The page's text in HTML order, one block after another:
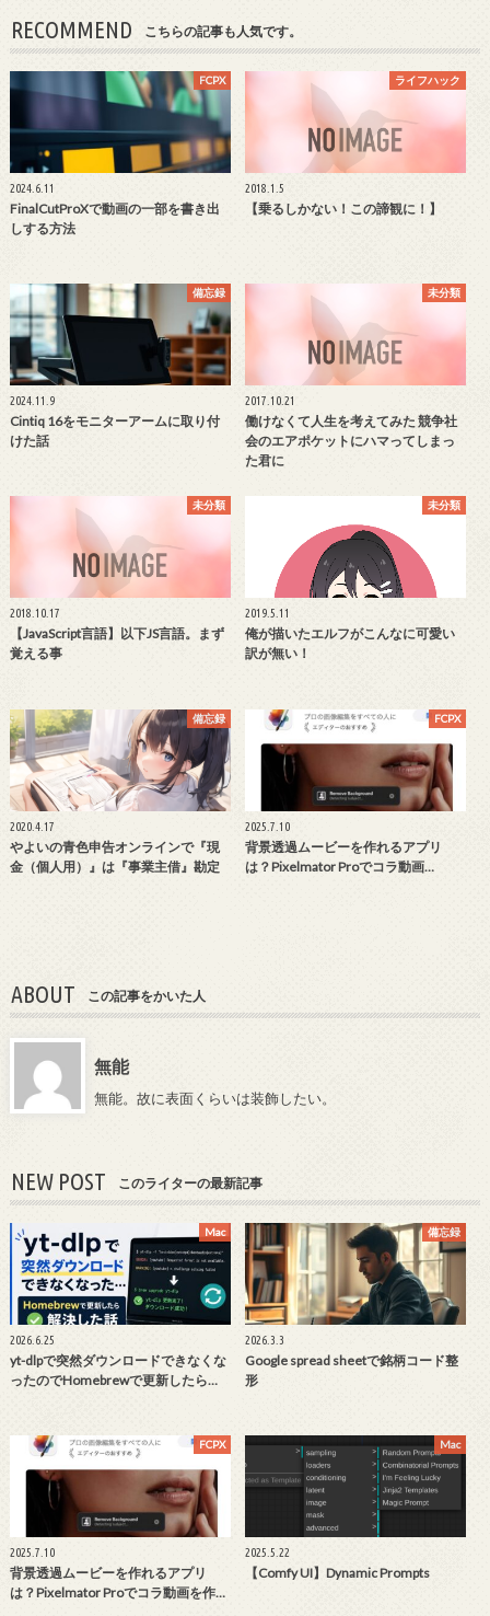
RECOMMEND こちらの記事も人気です。
FCPX
2024.6.11
FinalCutProXで動画の一部を書き出
しする方法
ライフハック
2018.1.5
【乗るしかない！この諦観に！】
備忘録
2024.11.9
Cintiq 16をモニターアームに取り付
けた話
未分類
2017.10.21
働けなくて人生を考えてみた 競争社
会のエアポケットにハマってしまっ
た君に
未分類
2018.10.17
【JavaScript言語】以下JS言語。まず
覚える事
未分類
2019.5.11
俺が描いたエルフがこんなに可愛い
訳が無い！
備忘録
2020.4.17
やよいの青色申告オンラインで『現
金（個人用）』は『事業主借』勘定
FCPX
2025.7.10
背景透過ムービーを作れるアプリ
は？Pixelmator Proでコラ動画…
ABOUT この記事をかいた人
無能
無能。故に表面くらいは装飾したい。
NEW POST このライターの最新記事
Mac
2026.6.25
yt-dlpで突然ダウンロードできなくな
ったのでHomebrewで更新したら…
備忘録
2026.3.3
Google spread sheetで銘柄コード整
形
FCPX
2025.7.10
背景透過ムービーを作れるアプリ
は？Pixelmator Proでコラ動画を作…
Mac
2025.5.22
【Comfy UI】Dynamic Prompts